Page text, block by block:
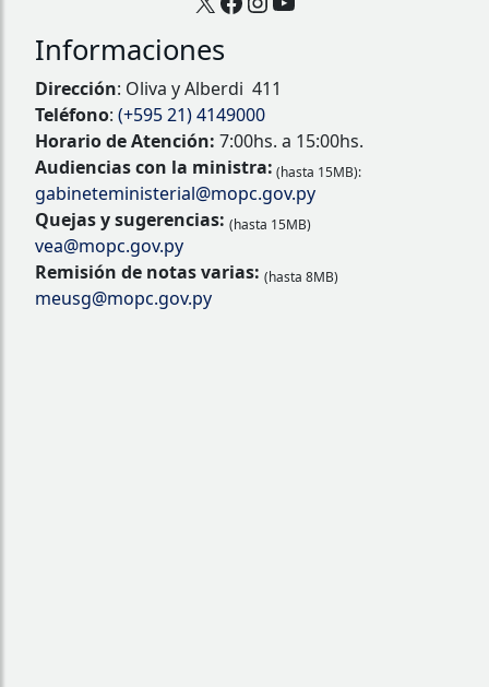
Informaciones
Dirección: Oliva y Alberdi 411
Teléfono: (+595 21) 4149000
Horario de Atención: 7:00hs. a 15:00hs.
Audiencias con la ministra: (hasta 15MB):
gabineteministerial@mopc.gov.py
Quejas y sugerencias: (hasta 15MB)
vea@mopc.gov.py
Remisión de notas varias: (hasta 8MB)
meusg@mopc.gov.py